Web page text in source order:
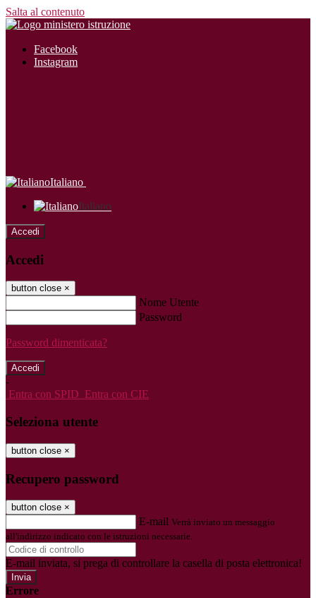
Salta al contenuto
Facebook
Instagram
Italiano
Italiano
Accedi
Accedi
button close ×
Nome Utente
Password
Password dimenticata?
-
Entra con SPID Entra con CIE
Seleziona utente
button close ×
Recupero password
button close ×
E-mail Verrà inviato un messaggio
all'indirizzo indicato con le istruzioni necessarie.
E-mail inviata, si prega di controllare la casella di posta elettronica!
Errore